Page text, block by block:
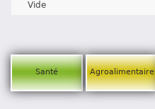
Vide
Santé Agroalimentaire